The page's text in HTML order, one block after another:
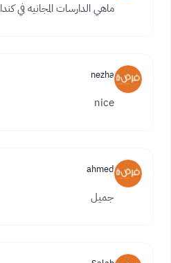
ماهي الدارسات المجانيه في كندا
nezha
nice
ahmed
جميل